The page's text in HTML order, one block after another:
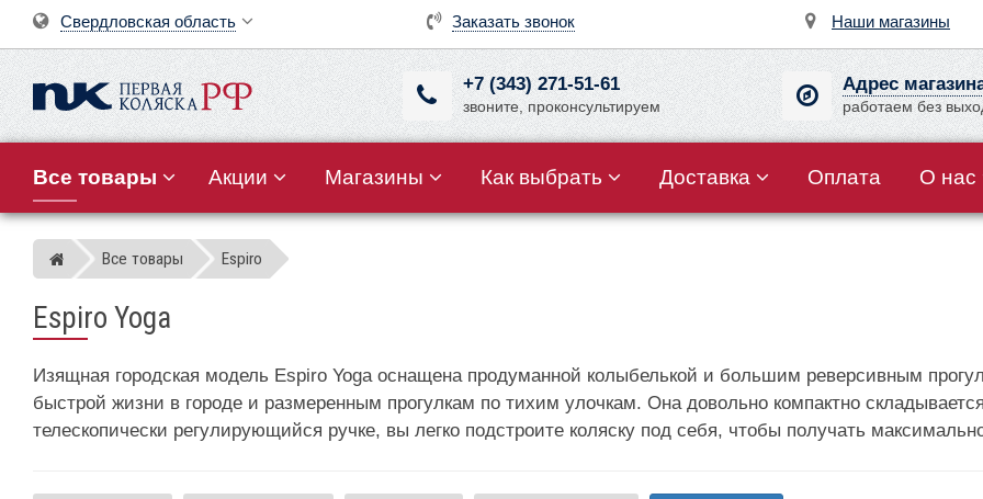
Заказать звонок Наши магазины
Свердловская область
+7 (343) 271-51-61
звоните, проконсультируем
Адрес
работаем без
Все товары Акции Магазины Как выбрать Доставка Оплата О нас
Магазин детских колясок
Все товары Espiro
Espiro Yoga
Изящная городская модель Espiro Yoga оснащена продуманной колыбелькой и большим реверсивным
быстрой жизни в городе и размеренным прогулкам по тихим улочкам. Она довольно компактно
телескопически регулирующийся ручке, вы легко подстроите коляску под себя, чтобы получать